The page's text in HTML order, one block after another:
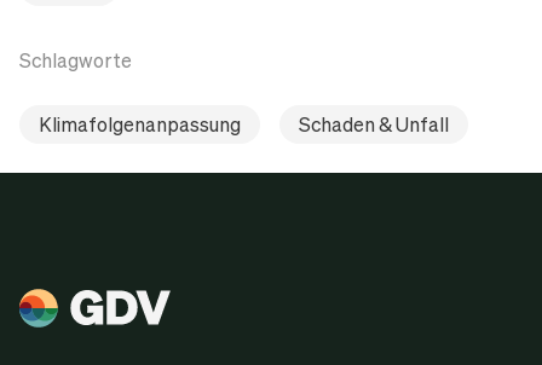
Schlagworte
Klimafolgenanpassung Schaden & Unfall